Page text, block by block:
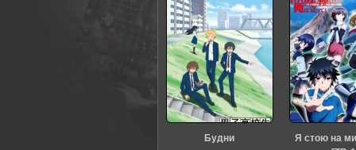
Будни
Я стою на